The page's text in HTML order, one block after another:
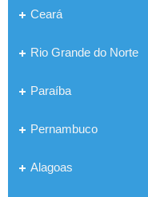
Ceará
Rio Grande do Norte
Paraíba
Pernambuco
Alagoas